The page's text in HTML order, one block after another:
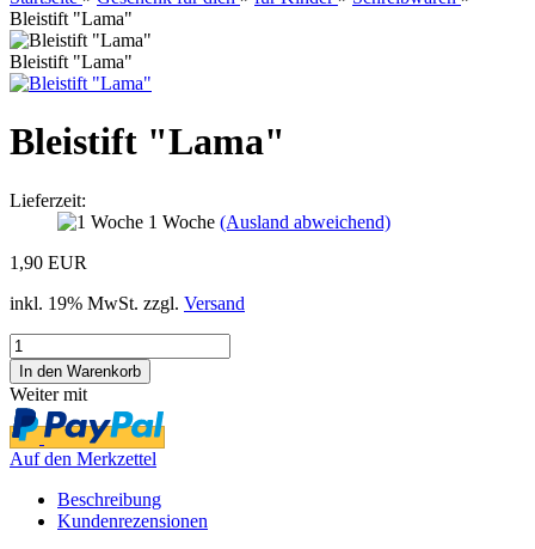
Bleistift "Lama"
Bleistift "Lama"
Bleistift "Lama"
Lieferzeit:
1 Woche (Ausland abweichend)
1,90 EUR
inkl. 19% MwSt. zzgl. Versand
Weiter mit
Auf den Merkzettel
Beschreibung
Kundenrezensionen